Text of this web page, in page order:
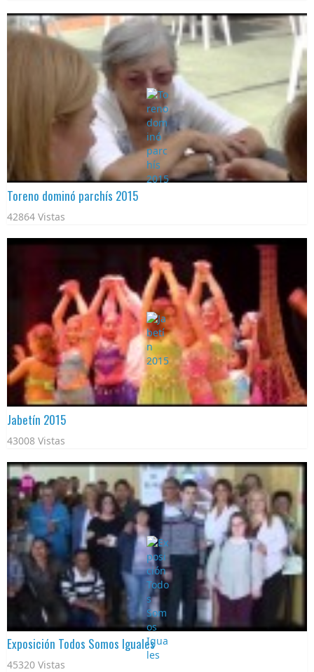
Toreno dominó parchís 2015
42864 Vistas
Jabetín 2015
43008 Vistas
Exposición Todos Somos Iguales
45320 Vistas